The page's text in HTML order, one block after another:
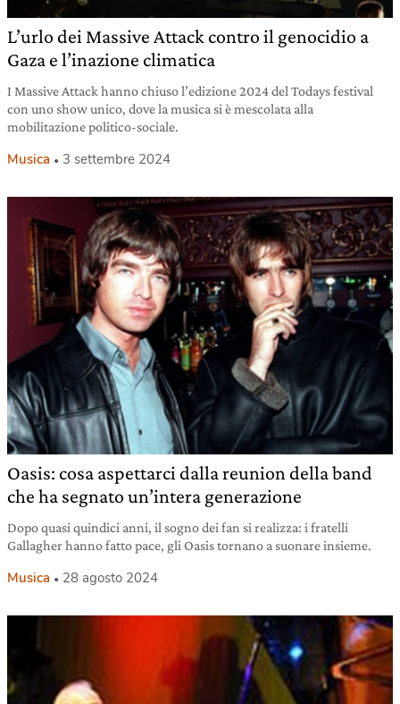
L’urlo dei Massive Attack contro il genocidio a
Gaza e l’inazione climatica
I Massive Attack hanno chiuso l’edizione 2024 del Todays festival
con uno show unico, dove la musica si è mescolata alla
mobilitazione politico-sociale.
Musica 3 settembre 2024
Oasis: cosa aspettarci dalla reunion della band
che ha segnato un’intera generazione
Dopo quasi quindici anni, il sogno dei fan si realizza: i fratelli
Gallagher hanno fatto pace, gli Oasis tornano a suonare insieme.
Musica 28 agosto 2024